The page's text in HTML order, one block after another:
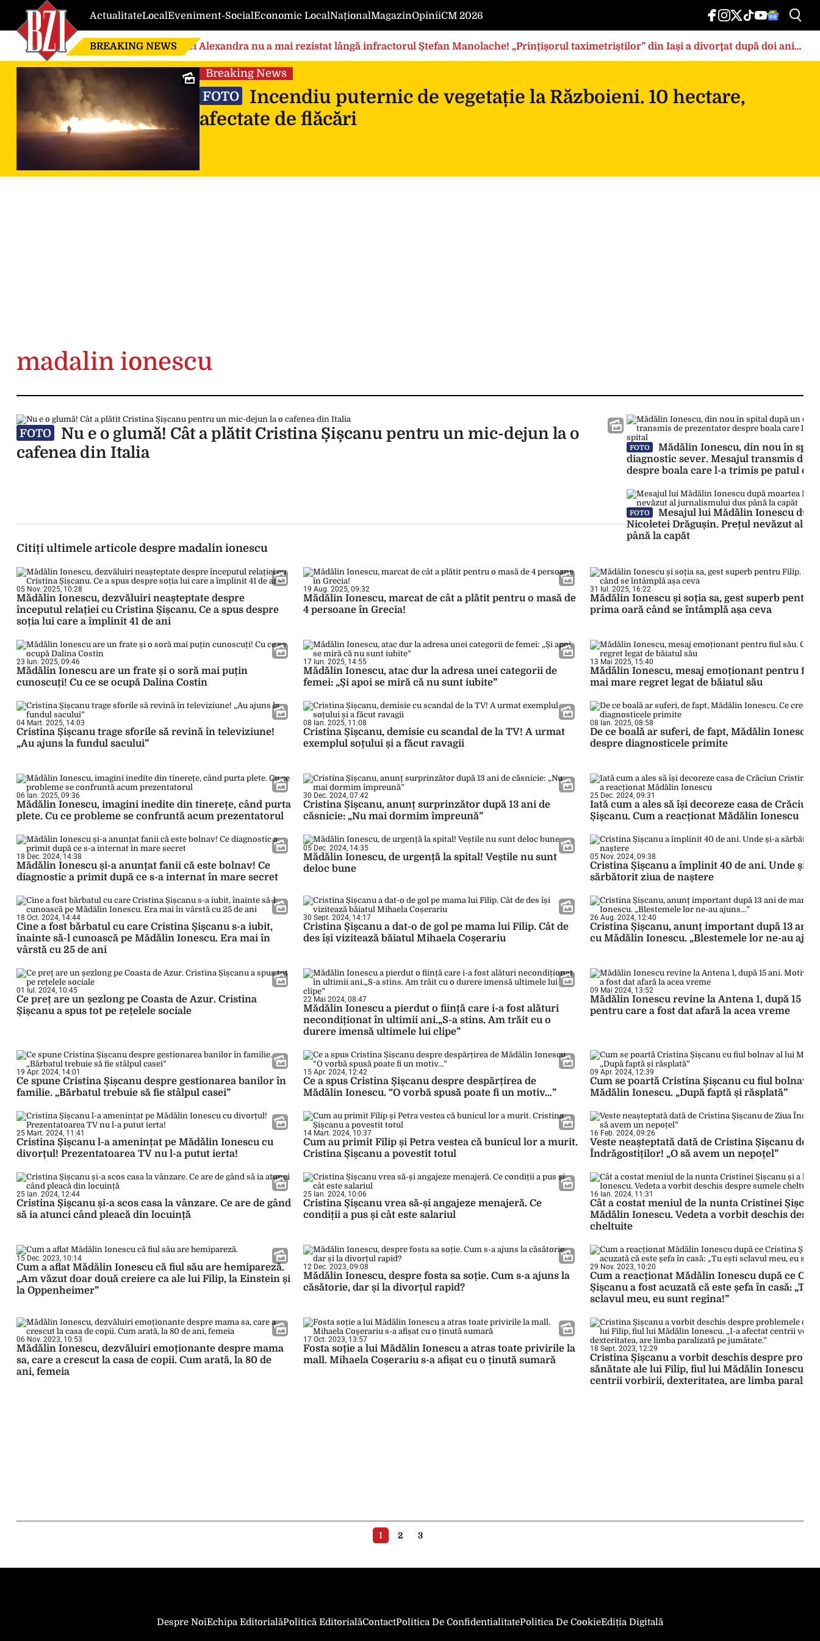
ActualitateLocalEveniment-SocialEconomic LocalNaționalMagazinOpiniiCM 2026
BREAKING NEWS Nici Alexandra nu a mai rezistat lângă infractorul Ștefan Manolache! „Prințișorul taximetriștilor” din Iași a divorţat după doi ani
de căsnicie
Breaking News
FOTO
Incendiu puternic de vegetație la Războieni. 10 hectare,
afectate de flăcări
madalin ionescu
FOTO
Nu e o glumă! Cât a plătit Cristina Șișcanu pentru un mic-dejun la o
cafenea din Italia
FOTO
Mădălin Ionescu, din nou în
diagnostic sever. Mesajul transmis de
despre boala care l-a trimis pe patul de
FOTO
Mesajul lui Mădălin Ionescu
Nicoletei Drăgușin. Prețul nevăzut al
până la capăt
Citiți ultimele articole despre madalin ionescu
05 Nov. 2025, 10:28
Mădălin Ionescu, dezvăluiri neașteptate despre
începutul relației cu Cristina Șișcanu. Ce a spus despre
soția lui care a împlinit 41 de ani
19 Aug. 2025, 09:32
Mădălin Ionescu, marcat de cât a plătit pentru o masă de
4 persoane în Grecia!
31 Iul. 2025, 16:22
Mădălin Ionescu și soția sa, gest superb pentru
prima oară când se întâmplă așa ceva
23 Iun. 2025, 09:46
Mădălin Ionescu are un frate și o soră mai puțin
cunoscuți! Cu ce se ocupă Dalina Costin
17 Iun. 2025, 14:55
Mădălin Ionescu, atac dur la adresa unei categorii de
femei: „Și apoi se miră că nu sunt iubite”
13 Mai 2025, 15:40
Mădălin Ionescu, mesaj emoționant pentru fiul
mai mare regret legat de băiatul său
04 Mart. 2025, 14:03
Cristina Șișcanu trage sforile să revină în televiziune!
„Au ajuns la fundul sacului”
08 Ian. 2025, 11:08
Cristina Șișcanu, demisie cu scandal de la TV! A urmat
exemplul soțului și a făcut ravagii
08 Ian. 2025, 08:58
De ce boală ar suferi, de fapt, Mădălin Ionescu.
despre diagnosticele primite
06 Ian. 2025, 09:36
Mădălin Ionescu, imagini inedite din tinerețe, când purta
plete. Cu ce probleme se confruntă acum prezentatorul
30 Dec. 2024, 07:42
Cristina Șișcanu, anunț surprinzător după 13 ani de
căsnicie: „Nu mai dormim împreună”
25 Dec. 2024, 09:31
Iată cum a ales să își decoreze casa de Crăciun
Șișcanu. Cum a reacționat Mădălin Ionescu
18 Dec. 2024, 14:38
Mădălin Ionescu și-a anunțat fanii că este bolnav! Ce
diagnostic a primit după ce s-a internat în mare secret
05 Dec. 2024, 14:35
Mădălin Ionescu, de urgență la spital! Veștile nu sunt
deloc bune
05 Nov. 2024, 09:38
Cristina Șișcanu a împlinit 40 de ani. Unde și-a
sărbătorit ziua de naștere
18 Oct. 2024, 14:44
Cine a fost bărbatul cu care Cristina Șișcanu s-a iubit,
înainte să-l cunoască pe Mădălin Ionescu. Era mai în
vârstă cu 25 de ani
30 Sept. 2024, 14:17
Cristina Șișcanu a dat-o de gol pe mama lui Filip. Cât de
des își vizitează băiatul Mihaela Coșerariu
26 Aug. 2024, 12:40
Cristina Șișcanu, anunț important după 13 ani
cu Mădălin Ionescu. „Blestemele lor ne-au
01 Iul. 2024, 10:45
Ce preț are un șezlong pe Coasta de Azur. Cristina
Șișcanu a spus tot pe rețelele sociale
22 Mai 2024, 08:47
Mădălin Ionescu a pierdut o ființă care i-a fost alături
necondiționat în ultimii ani.„S-a stins. Am trăit cu o
durere imensă ultimele lui clipe”
09 Mai 2024, 13:52
Mădălin Ionescu revine la Antena 1, după 15
pentru care a fost dat afară la acea vreme
19 Apr. 2024, 14:01
Ce spune Cristina Șișcanu despre gestionarea banilor în
familie. „Bărbatul trebuie să fie stâlpul casei”
15 Apr. 2024, 12:42
Ce a spus Cristina Șișcanu despre despărțirea de
Mădălin Ionescu. “O vorbă spusă poate fi un motiv…”
09 Apr. 2024, 12:39
Cum se poartă Cristina Șișcanu cu fiul bolnav
Mădălin Ionescu. „După faptă și răsplată”
25 Mart. 2024, 11:41
Cristina Șișcanu l-a amenințat pe Mădălin Ionescu cu
divorțul! Prezentatoarea TV nu l-a putut ierta!
14 Mart. 2024, 10:37
Cum au primit Filip și Petra vestea că bunicul lor a murit.
Cristina Șișcanu a povestit totul
16 Feb. 2024, 09:26
Veste neașteptată dată de Cristina Șișcanu de
Îndrăgostiților! „O să avem un nepoțel”
25 Ian. 2024, 12:44
Cristina Șișcanu și-a scos casa la vânzare. Ce are de gând
să ia atunci când pleacă din locuință
25 Ian. 2024, 10:06
Cristina Șișcanu vrea să-și angajeze menajeră. Ce
condiții a pus și cât este salariul
16 Ian. 2024, 11:31
Cât a costat meniul de la nunta Cristinei
Mădălin Ionescu. Vedeta a vorbit deschis
cheltuite
15 Dec. 2023, 10:14
Cum a aflat Mădălin Ionescu că fiul său are hemipareză.
„Am văzut doar două creiere ca ale lui Filip, la Einstein și
la Oppenheimer”
12 Dec. 2023, 09:08
Mădălin Ionescu, despre fosta sa soție. Cum s-a ajuns la
căsătorie, dar și la divorțul rapid?
29 Nov. 2023, 10:20
Cum a reacționat Mădălin Ionescu după ce
Șișcanu a fost acuzată că este șefa în casă: „Tu
sclavul meu, eu sunt regina!”
06 Nov. 2023, 10:53
Mădălin Ionescu, dezvăluiri emoționante despre mama
sa, care a crescut la casa de copii. Cum arată, la 80 de
ani, femeia
17 Oct. 2023, 13:57
Fosta soție a lui Mădălin Ionescu a atras toate privirile la
mall. Mihaela Coșerariu s-a afișat cu o ținută sumară
18 Sept. 2023, 12:29
Cristina Șișcanu a vorbit deschis despre
sănătate ale lui Filip, fiul lui Mădălin Ionescu.
centrii vorbirii, dexteritatea, are limba
1 2 3
Despre NoiEchipa EditorialăPolitică EditorialăContactPolitica De ConfidentialitatePolitica De CookieEdiția Digitală